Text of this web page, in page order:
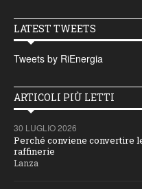
LATEST TWEETS
Tweets by RiEnergia
ARTICOLI PIÙ LETTI
30 LUGLIO 2026
Perché conviene convertire
raffinerie
Lanza